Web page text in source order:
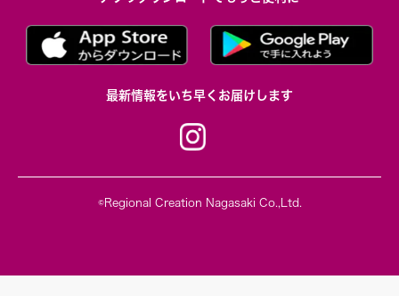
最新情報をいち早くお届けします
©Regional Creation Nagasaki Co.,Ltd.